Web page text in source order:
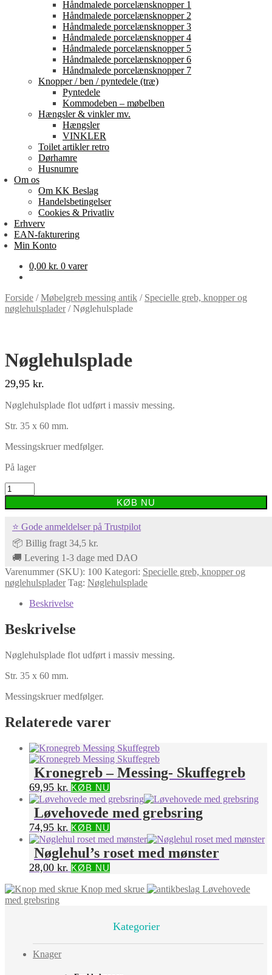
Håndmalede porcelænsknopper 1
Håndmalede porcelænsknopper 2
Håndmalede porcelænsknopper 3
Håndmalede porcelænsknopper 4
Håndmalede porcelænsknopper 5
Håndmalede porcelænsknopper 6
Håndmalede porcelænsknopper 7
Knopper / ben / pyntedele (træ)
Pyntedele
Kommodeben – møbelben
Hængsler & vinkler mv.
Hængsler
VINKLER
Toilet artikler retro
Dørhamre
Husnumre
Om os
Om KK Beslag
Handelsbetingelser
Cookies & Privatliv
Erhverv
EAN-fakturering
Min Konto
0,00 kr. 0 varer
Forside /Møbelgreb messing antik / Specielle greb, knopper og
nøglehulsplader/Nøglehulsplade
Nøglehulsplade
29,95 kr.
Nøglehulsplade flot udført i massiv messing.
Str. 35 x 60 mm.
Messingskruer medfølger.
På lager
Nøglehulsplade
antal
KØB NU
⭐ Gode anmeldelser på Trustpilot
📦 Billig fragt 34,5 kr.
🚚 Levering 1-3 dage med DAO
Varenummer (SKU): 100 Kategori: Specielle greb, knopper og
nøglehulsplader Tag: Nøglehulsplade
Beskrivelse
Beskrivelse
Nøglehulsplade flot udført i massiv messing.
Str. 35 x 60 mm.
Messingskruer medfølger.
Relaterede varer
Kronegreb – Messing- Skuffegreb
69,95 kr. KØB NU
Løvehovede med grebsring
74,95 kr. KØB NU
Nøglehul’s roset med mønster
28,00 kr. KØB NU
Knop med skrue
Løvehovede
med grebsring
Kategorier
Knager